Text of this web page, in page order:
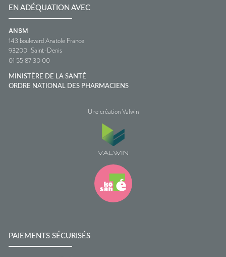
EN ADÉQUATION AVEC
ANSM
143 boulevard Anatole France
93200 Saint-Denis
01 55 87 30 00
MINISTÈRE DE LA SANTÉ
ORDRE NATIONAL DES PHARMACIENS
Une création Valwin
PAIEMENTS SÉCURISÉS